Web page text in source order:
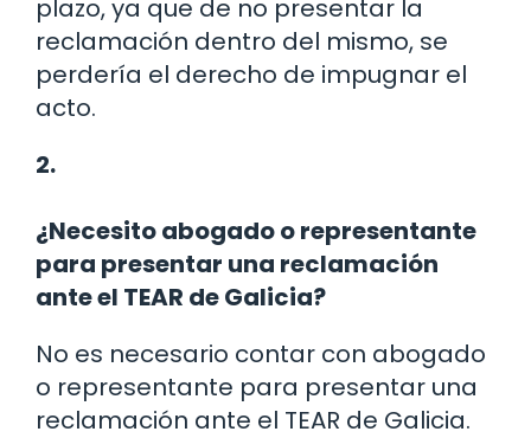
plazo, ya que de no presentar la
reclamación dentro del mismo, se
perdería el derecho de impugnar el
acto.
2.
¿Necesito abogado o representante
para presentar una reclamación
ante el TEAR de Galicia?
No es necesario contar con abogado
o representante para presentar una
reclamación ante el TEAR de Galicia.